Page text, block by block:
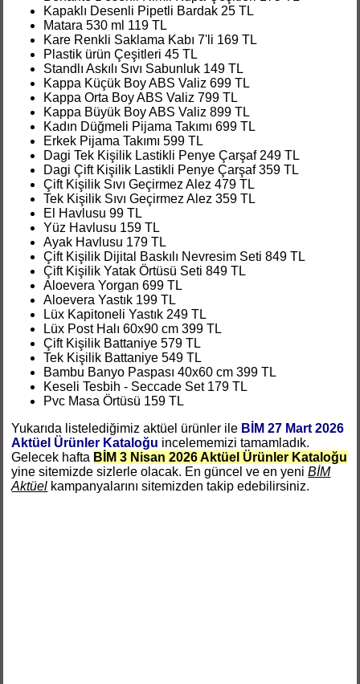
Kapaklı Desenli Pipetli Bardak 25 TL
Matara 530 ml 119 TL
Kare Renkli Saklama Kabı 7'li 169 TL
Plastik ürün Çeşitleri 45 TL
Standlı Askılı Sıvı Sabunluk 149 TL
Kappa Küçük Boy ABS Valiz 699 TL
Kappa Orta Boy ABS Valiz 799 TL
Kappa Büyük Boy ABS Valiz 899 TL
Kadın Düğmeli Pijama Takımı 699 TL
Erkek Pijama Takımı 599 TL
Dagi Tek Kişilik Lastikli Penye Çarşaf 249 TL
Dagi Çift Kişilik Lastikli Penye Çarşaf 359 TL
Çift Kişilik Sıvı Geçirmez Alez 479 TL
Tek Kişilik Sıvı Geçirmez Alez 359 TL
El Havlusu 99 TL
Yüz Havlusu 159 TL
Ayak Havlusu 179 TL
Çift Kişilik Dijital Baskılı Nevresim Seti 849 TL
Çift Kişilik Yatak Örtüsü Seti 849 TL
Aloevera Yorgan 699 TL
Aloevera Yastık 199 TL
Lüx Kapitoneli Yastık 249 TL
Lüx Post Halı 60x90 cm 399 TL
Çift Kişilik Battaniye 579 TL
Tek Kişilik Battaniye 549 TL
Bambu Banyo Paspası 40x60 cm 399 TL
Keseli Tesbih - Seccade Set 179 TL
Pvc Masa Örtüsü 159 TL
Yukarıda listelediğimiz aktüel ürünler ile BİM 27 Mart 2026
Aktüel Ürünler Kataloğu incelememizi tamamladık.
Gelecek hafta BİM 3 Nisan 2026 Aktüel Ürünler Kataloğu
yine sitemizde sizlerle olacak. En güncel ve en yeniBİM
Aktüel kampanyalarını sitemizden takip edebilirsiniz.